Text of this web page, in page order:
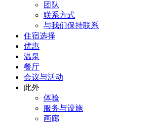
团队
联系方式
与我们保持联系
住宿选择
优惠
温泉
餐厅
会议与活动
此外
体验
服务与设施
画廊